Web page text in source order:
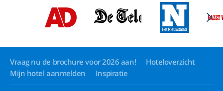
Vraag nu de brochure voor 2026 aan!
Hoteloverzicht
Mijn hotel aanmelden
Inspiratie